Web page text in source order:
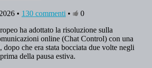
• 130 commenti •
0
ha adottato la risoluzione sulla
online (Chat Control) con una
dopo che era stata bocciata due volte negli
della pausa estiva.